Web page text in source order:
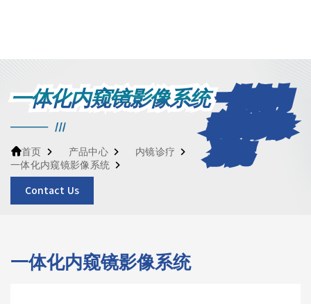
一体化内窥镜影像系统
首页 产品中心
内镜诊疗
一体化内窥镜影像系统
Contact Us
一体化内窥镜影像系统